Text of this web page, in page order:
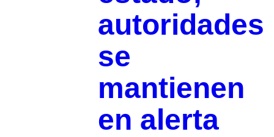
autoridades
se
mantienen
en alerta